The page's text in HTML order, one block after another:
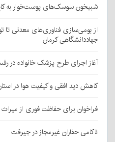
شبیخون سوسک‌های پوست‌خوار به
از بومی‌سازی فناوری‌های معدنی
جهاددانشگاهی کرمان
آغاز اجرای طرح پزشک خانواده در
کاهش دید افقی و کیفیت هوا در
فراخوان برای حفاظت فوری از
ناکامی حفاران غیرمجاز در جیرفت